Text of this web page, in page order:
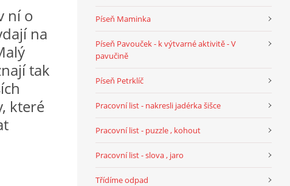
ní o
na
tak
které
Píseň Maminka
Píseň Pavouček - k výtvarné aktivitě - V
pavučině
Píseň Petrklíč
Pracovní list - nakresli jadérka šišce
Pracovní list - puzzle , kohout
Pracovní list - slova , jaro
Třídíme odpad